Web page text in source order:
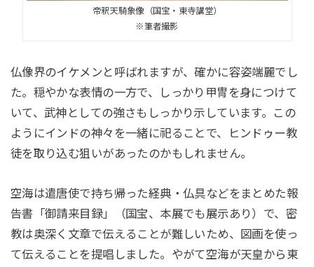
帝釈天騎象像（国宝・東寺講堂）
※筆者撮影
仏像界のイケメンと呼ばれますが、確かに容姿端麗でし
た。穏やかな表情の一方で、しっかり甲冑を身につけて
いて、武神としての強さもしっかり示しています。この
ようにインドの神々を一緒に祀ることで、ヒンドゥー教
徒を取り込む狙いがあったのかもしれません。
空海は遣唐使で持ち帰った経典・仏具などをまとめた報
告書「御請来目録」（国宝、本展でも展示あり）で、密
教は奥深く文章で伝えることが難しいため、図画を使っ
て伝えることを提唱しました。やがて空海が天皇から東